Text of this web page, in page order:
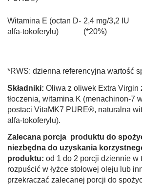
Witamina E (octan D-
alfa-tokoferylu)
2,4 mg/3,2 IU
(*20%)
*RWS: dzienna referencyjna wartość
Składniki: Oliwa z oliwek Extra Virgin
tłoczenia, witamina K (menachinon-7
postaci VitaMK7 PURE®, naturalna
alfa-tokoferylu).
Zalecana porcja produktu do
niezbędna do uzyskania
produktu: od 1 do 2 porcji dziennie w
rozpuścić w łyżce stołowej oleju lub
przekraczać zalecanej porcji do